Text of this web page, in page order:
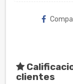
clientes